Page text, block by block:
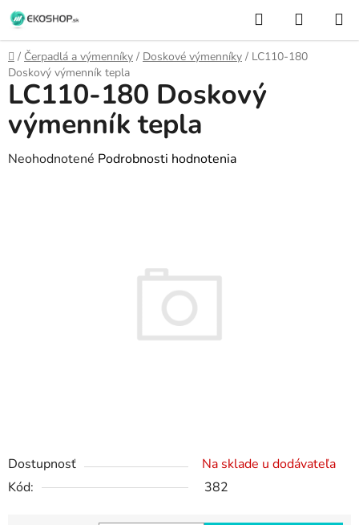
Prejsť
na
obsah
Hľadať
KOŠÍK
Domov
/ Čerpadlá a výmenníky / Doskové výmenníky / LC110-180
Doskový výmenník tepla
Dostupnosť
Na sklade u dodávateľa
Kód:
382
LC110-180 Doskový
výmenník tepla
Priemerné
Neohodnotené Podrobnosti hodnotenia